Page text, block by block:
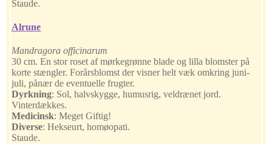
Staude.
Alrune
Mandragora officinarum
30 cm. En stor roset af mørkegrønne blade og lilla blomster på
korte stængler. Forårsblomst der visner helt væk omkring juni-
juli, pånær de eventuelle frugter.
Dyrkning: Sol, halvskygge, humusrig, veldrænet jord.
Vinterdækkes.
Medicinsk: Meget Giftig!
Diverse: Hekseurt, homøopati.
Staude.